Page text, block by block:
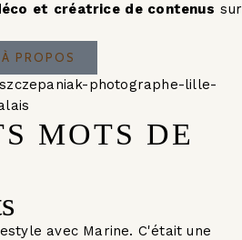
et créatrice de contenus sur
À PROPOS
MOTS DE
avec Marine. C'était une